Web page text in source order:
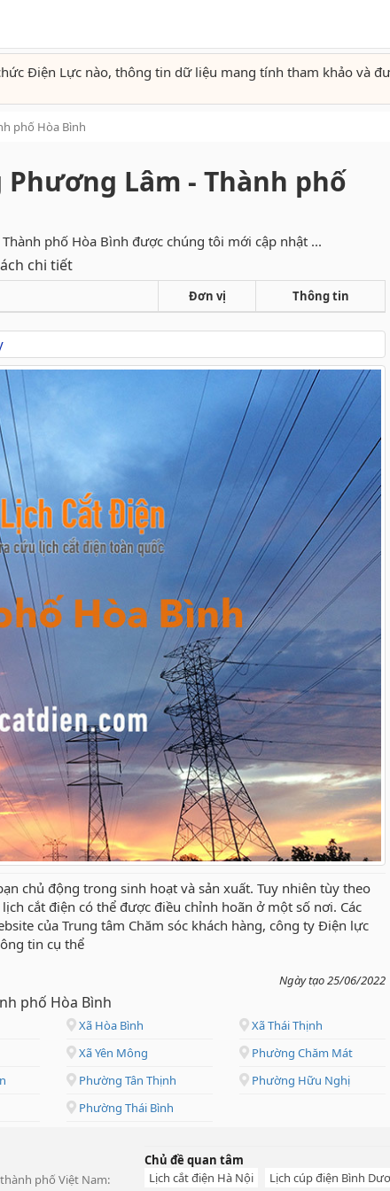
Điện Lực nào, thông tin dữ liệu mang tính tham khảo và
phố Hòa Bình
Lâm - Thành phố
phố Hòa Bình được chúng tôi mới cập nhật ...
chi tiết
Đơn vị Thông tin
chủ động trong sinh hoạt và sản xuất. Tuy nhiên tùy theo
cắt điện có thể được điều chỉnh hoãn ở một số nơi. Các
của Trung tâm Chăm sóc khách hàng, công ty Điện lực
tin cụ thể
Ngày tạo 25/06/2022
phố Hòa Bình
Xã Hòa Bình
Xã Thái Thịnh
Xã Yên Mông
Phường Chăm Mát
Phường Tân Thịnh
Phường Hữu Nghị
Phường Thái Bình
phố Việt Nam:
Chủ đề quan tâm
Lịch cắt điện Hà Nội
Lịch cúp điện Bình